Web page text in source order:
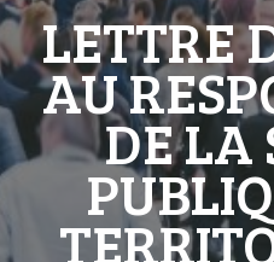
LETTRE
AU
DE LA